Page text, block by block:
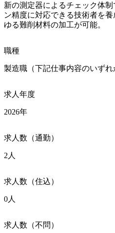
新の測定器によるチェック体
ン精度に対応できる技術者を
ゆる難削材料の加工が可能。
職種
製造職（下記仕事内容のいずれ
求人年度
2026年
求人数（通勤）
2人
求人数（住込）
0人
求人数（不問）